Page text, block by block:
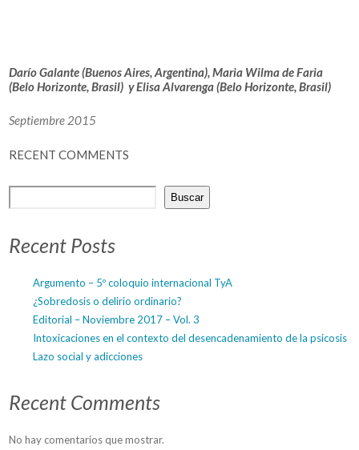
Darío Galante (Buenos Aires, Argentina), Maria Wilma de Faria
(Belo Horizonte, Brasil) y Elisa Alvarenga (Belo Horizonte, Brasil)
Septiembre 2015
RECENT COMMENTS
Buscar
Recent Posts
Argumento – 5º coloquio internacional TyA
¿Sobredosis o delirio ordinario?
Editorial – Noviembre 2017 – Vol. 3
Intoxicaciones en el contexto del desencadenamiento de la psicosis
Lazo social y adicciones
Recent Comments
No hay comentarios que mostrar.